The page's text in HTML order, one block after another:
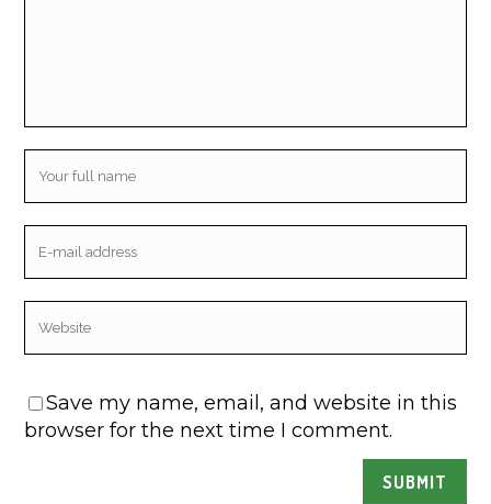
Save my name, email, and website in this
browser for the next time I comment.